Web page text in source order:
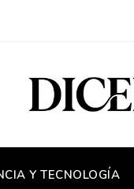
Y TECNOLOGÍA